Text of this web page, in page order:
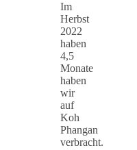
Im
Herbst
2022
haben
4,5
Monate
haben
wir
auf
Koh
Phangan
verbracht.